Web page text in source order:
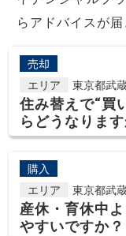
らアドバイスが届
売却
エリア
東京都武
住み替えで“買
らどうなります
購入
エリア
東京都武
産休・育休中
やすいですか？